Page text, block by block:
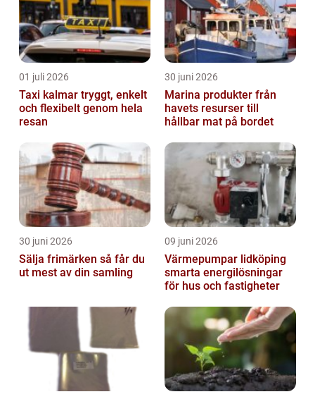
01 juli 2026
Taxi kalmar tryggt, enkelt
och flexibelt genom hela
resan
30 juni 2026
Marina produkter från
havets resurser till
hållbar mat på bordet
30 juni 2026
Sälja frimärken så får du
ut mest av din samling
09 juni 2026
Värmepumpar lidköping
smarta energilösningar
för hus och fastigheter